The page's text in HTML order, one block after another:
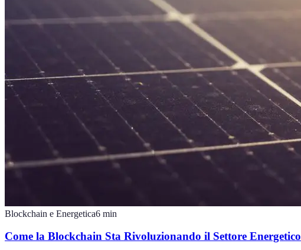
Blockchain e Energetica6 min
Come la Blockchain Sta Rivoluzionando il Settore Energetico